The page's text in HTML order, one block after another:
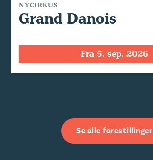
NYCIRKUS
Grand Danois
Fra 5. sep. 2026
Se alle forestillinger